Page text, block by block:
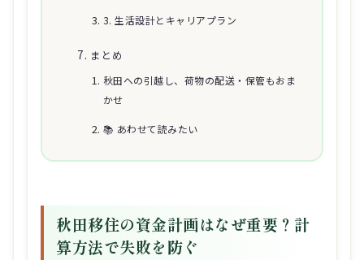
3. 生活設計とキャリアプラン
まとめ
秋田への引越し、荷物の配送・保管もおま
かせ
📚 あわせて読みたい
秋田移住の資金計画はなぜ重要？計
算方法で失敗を防ぐ